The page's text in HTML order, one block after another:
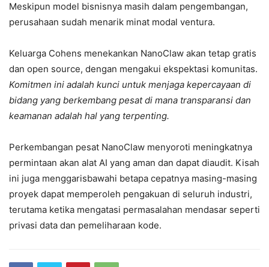
Meskipun model bisnisnya masih dalam pengembangan,
perusahaan sudah menarik minat modal ventura.
Keluarga Cohens menekankan NanoClaw akan tetap gratis
dan open source, dengan mengakui ekspektasi komunitas.
Komitmen ini adalah kunci untuk menjaga kepercayaan di
bidang yang berkembang pesat di mana transparansi dan
keamanan adalah hal yang terpenting.
Perkembangan pesat NanoClaw menyoroti meningkatnya
permintaan akan alat AI yang aman dan dapat diaudit. Kisah
ini juga menggarisbawahi betapa cepatnya masing-masing
proyek dapat memperoleh pengakuan di seluruh industri,
terutama ketika mengatasi permasalahan mendasar seperti
privasi data dan pemeliharaan kode.